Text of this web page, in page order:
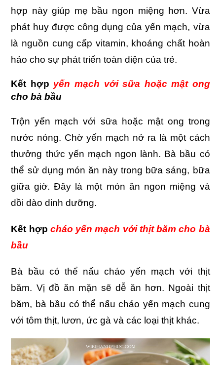
hợp này giúp mẹ bầu ngon miệng hơn. Vừa
phát huy được công dụng của yến mạch, vừa
là nguồn cung cấp vitamin, khoáng chất hoàn
hảo cho sự phát triển toàn diện của trẻ.
Kết hợp yến mạch với sữa hoặc mật ong
cho bà bầu
Trộn yến mạch với sữa hoặc mật ong trong
nước nóng. Chờ yến mạch nở ra là một cách
thưởng thức yến mạch ngon lành. Bà bầu có
thể sử dụng món ăn này trong bữa sáng, bữa
giữa giờ. Đây là một món ăn ngon miệng và
dồi dào dinh dưỡng.
Kết hợp cháo yến mạch với thịt băm cho bà
bầu
Bà bầu có thể nấu cháo yến mạch với thịt
băm. Vị đồ ăn mặn sẽ dễ ăn hơn. Ngoài thịt
băm, bà bầu có thể nấu cháo yến mạch cung
với tôm thịt, lươn, ức gà và các loại thịt khác.